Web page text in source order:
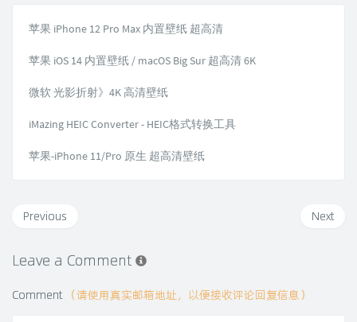
苹果 iPhone 12 Pro Max 内置壁纸 超高清
苹果 iOS 14 内置壁纸 / macOS Big Sur 超高清 6K
微软 光影折射》4K 高清壁纸
iMazing HEIC Converter - HEIC格式转换工具
苹果-iPhone 11/Pro 原生 超高清壁纸
Next
Previous
Leave a Comment
Comment （请使用真实邮箱地址，以便接收评论回复信息）